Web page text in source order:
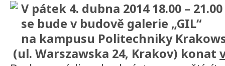
V pátek 4. dubna 2014 18.00 – 21.00
se bude v budově galerie „GIL“
na kampusu Politechniky
(ul. Warszawska 24, Krakov) konat